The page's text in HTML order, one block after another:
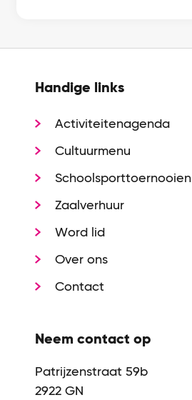
Handige links
Activiteitenagenda
Cultuurmenu
Schoolsporttoernooien
Zaalverhuur
Word lid
Over ons
Contact
Neem contact op
Patrijzenstraat 59b
2922 GN